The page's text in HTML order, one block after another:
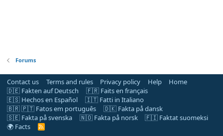
Forums
Contact us Terms and rules Privacy policy Help
Home
🇩🇪 Fakten auf Deutsch
🇫🇷 Faits en français
🇪🇸 Hechos en Español
🇮🇹 Fatti in Italiano
🇧🇷 🇵🇹 Fatos em português
🇩🇰 Fakta på dansk
🇸🇪 Fakta på svenska
🇳🇴 Fakta på norsk
🇫🇮 Faktat suomeksi
🌍 Facts
R